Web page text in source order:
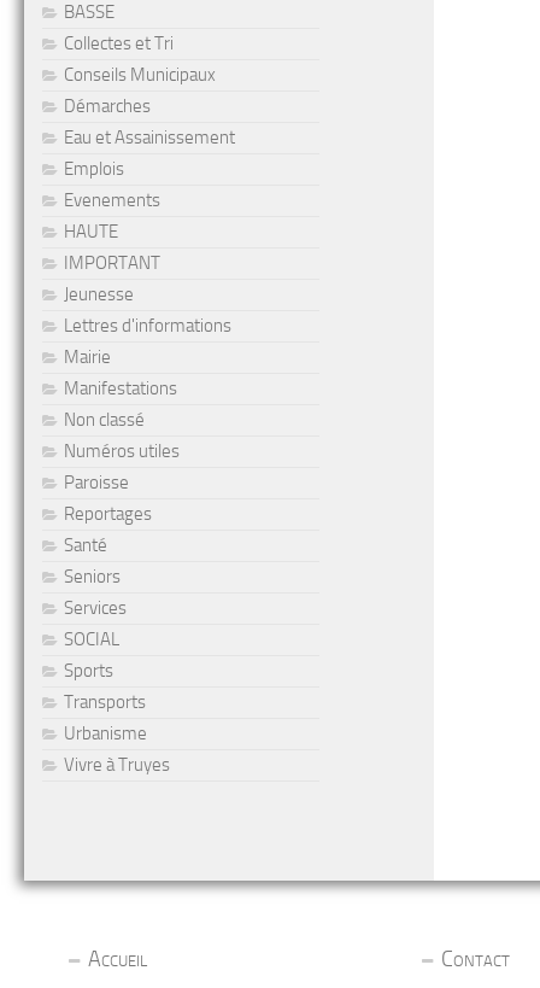
BASSE
Collectes et Tri
Conseils Municipaux
Démarches
Eau et Assainissement
Emplois
Evenements
HAUTE
IMPORTANT
Jeunesse
Lettres d'informations
Mairie
Manifestations
Non classé
Numéros utiles
Paroisse
Reportages
Santé
Seniors
Services
SOCIAL
Sports
Transports
Urbanisme
Vivre à Truyes
Accueil
Contact